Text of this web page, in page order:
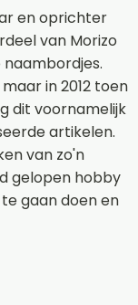
en oprichter
van Morizo
in 2012 toen
dit voornamelijk
artikelen.
van zo'n
gelopen hobby
gaan doen en